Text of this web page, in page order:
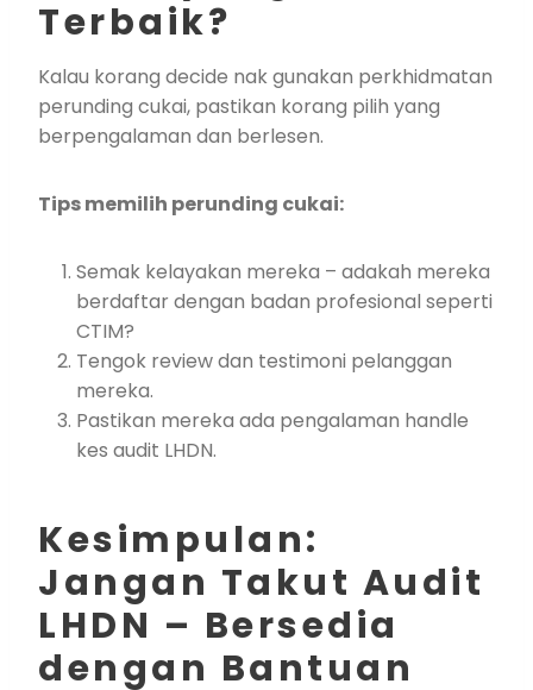
Terbaik?
Kalau korang decide nak gunakan perkhidmatan
perunding cukai, pastikan korang pilih yang
berpengalaman dan berlesen.
Tips memilih perunding cukai:
Semak kelayakan mereka – adakah mereka
berdaftar dengan badan profesional seperti
CTIM?
Tengok review dan testimoni pelanggan
mereka.
Pastikan mereka ada pengalaman handle
kes audit LHDN.
Kesimpulan:
Jangan Takut Audit
LHDN – Bersedia
dengan Bantuan